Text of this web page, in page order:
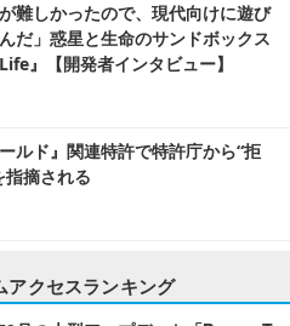
難しかったので、現代向けに遊び
だ」惑星と生命のサンドボックス
』【開発者インタビュー】
ルド』関連特許で特許庁から“拒
摘される
アクセスランキング